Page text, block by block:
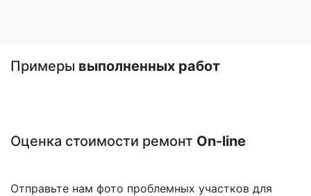
Примеры выполненных работ
Оценка стоимости ремонт On-line
Отправьте нам фото проблемных участков для